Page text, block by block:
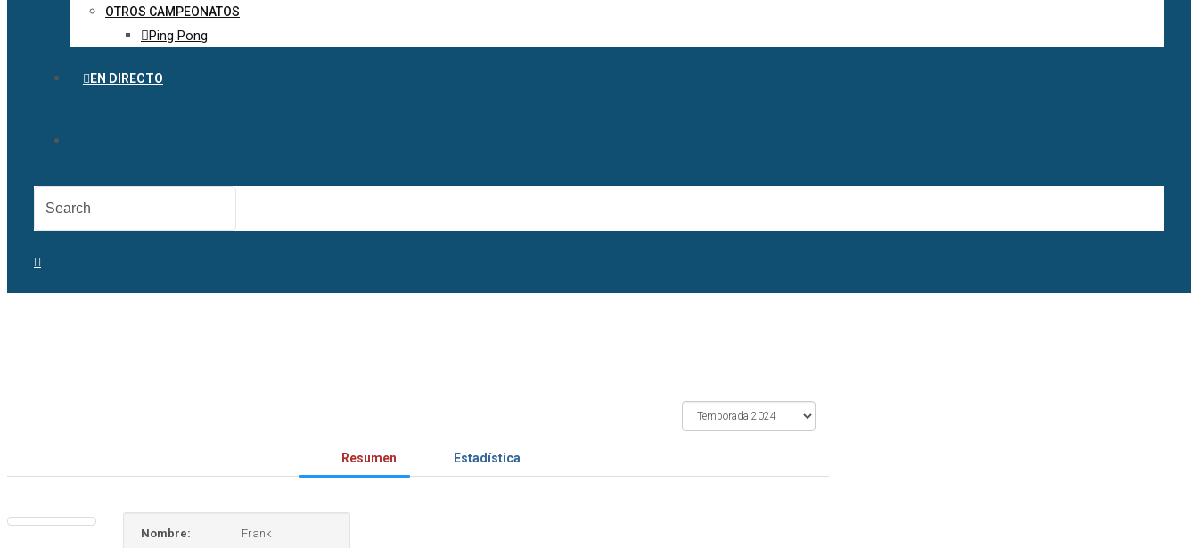
OTROS CAMPEONATOS
Ping Pong
EN DIRECTO
Resumen Estadística
Nombre:
Frank